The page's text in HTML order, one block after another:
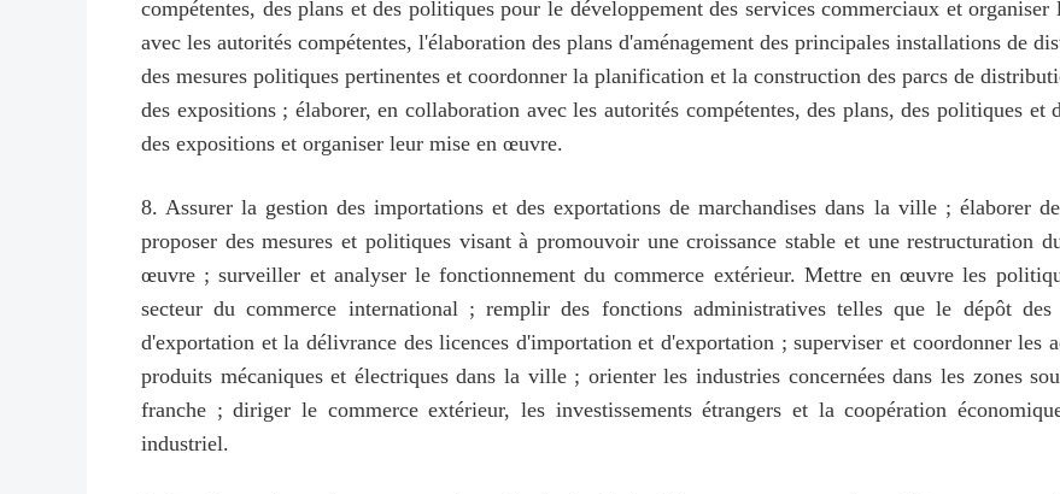
compétentes, des plans et des politiques pour le développement des services commerciaux et
avec les autorités compétentes, l'élaboration des plans d'aménagement des principales installations de
des mesures politiques pertinentes et coordonner la planification et la construction des parcs de
des expositions ; élaborer, en collaboration avec les autorités compétentes, des plans, des politiques
des expositions et organiser leur mise en œuvre.
8. Assurer la gestion des importations et des exportations de marchandises dans la ville ; élaborer
proposer des mesures et politiques visant à promouvoir une croissance stable et une restructuration
œuvre ; surveiller et analyser le fonctionnement du commerce extérieur. Mettre en œuvre les
secteur du commerce international ; remplir des fonctions administratives telles que le dépôt
d'exportation et la délivrance des licences d'importation et d'exportation ; superviser et coordonner les
produits mécaniques et électriques dans la ville ; orienter les industries concernées dans les zones
franche ; diriger le commerce extérieur, les investissements étrangers et la coopération
industriel.